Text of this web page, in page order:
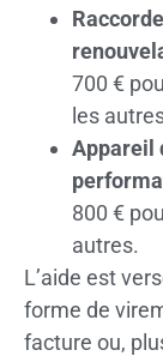
700 €
les
Appareil
800 €
autres.
L’aide est
forme de
facture ou,